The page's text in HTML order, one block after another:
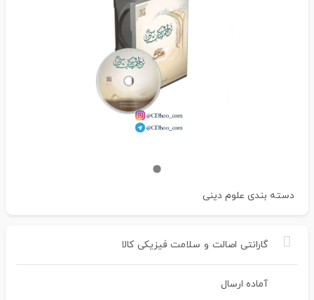
دسته بندی علوم دینی
گارانتی اصالت و سلامت فیزیکی کالا
آماده ارسال